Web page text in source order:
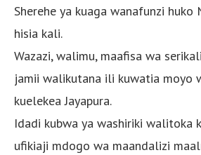
Sherehe ya kuaga wanafunzi huko
hisia kali.
Wazazi, walimu, maafisa wa
jamii walikutana ili kuwatia moyo
kuelekea Jayapura.
Idadi kubwa ya washiriki walitoka
ufikiaji mdogo wa maandalizi